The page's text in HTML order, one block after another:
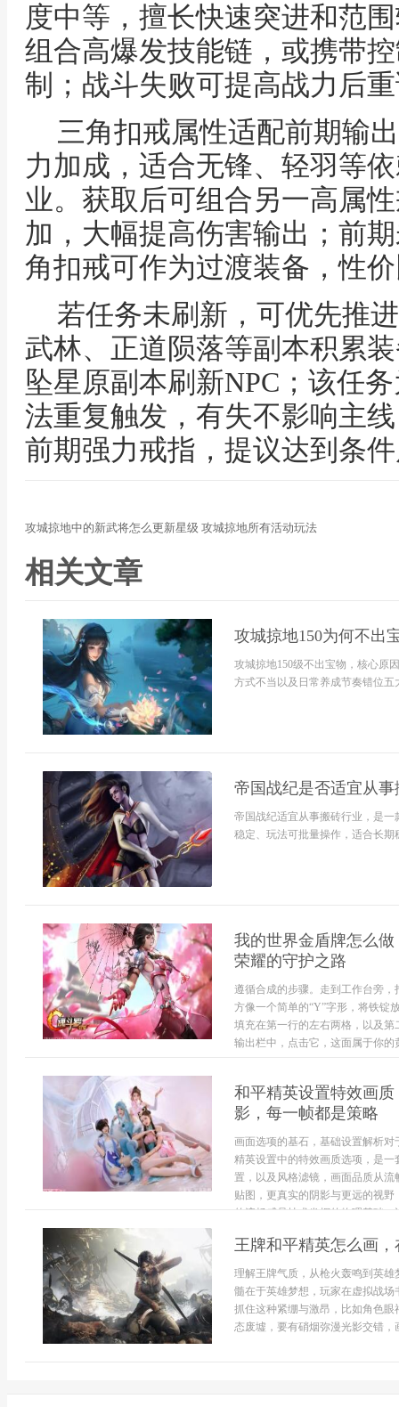
度中等，擅长快速突进和范
组合高爆发技能链，或携带
制；战斗失败可提高战力后
三角扣戒属性适配前期输
力加成，适合无锋、轻羽等
业。获取后可组合另一高属
加，大幅提高伤害输出；前
角扣戒可作为过渡装备，性
若任务未刷新，可优先推
武林、正道陨落等副本积累
坠星原副本刷新NPC；该任
法重复触发，有失不影响主
前期强力戒指，提议达到条
攻城掠地中的新武将怎么更新星级 攻城掠地所有活动玩法
相关文章
攻城掠地150为何不出
攻城掠地150级不出宝物，核心原
方式不当以及日常养成节奏错位
帝国战纪是否适宜从
帝国战纪适宜从事搬砖行业，是
稳定、玩法可批量操作，适合长
我的世界金盾牌怎么
荣耀的守护之路
遵循合成的步骤。走到工作台旁
方像一个简单的“Y”字形，将铁锭
填充在第一行的左右两格，以及
输出栏中，点击它，这面属于你的
和平精英设置特效画
影，每一帧都是策略
画面选项的基石，基础设置解析
精英设置中的特效画质选项，是
置，以及风格滤镜，画面品质从
贴图，更真实的阴影与更远的视
的流畅感是技术发挥的物理基础。
王牌和平精英怎么画
理解王牌气质，从枪火轰鸣到英
髓在于英雄梦想，玩家在虚拟战
抓住这种紧绷与激昂，比如角色
态废墟，要有硝烟弥漫光影交错，